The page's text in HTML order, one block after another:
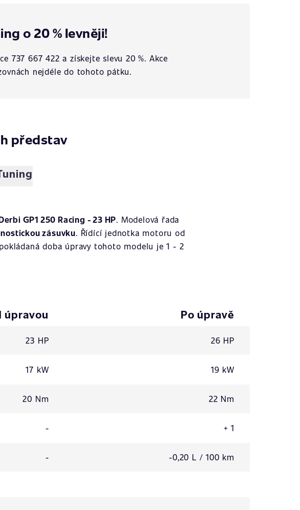
o 20 % levněji!
737 667 422 a získejte slevu 20 %. Akce
nejdéle do tohoto pátku.
představ
GP1 250 Racing - 23 HP. Modelová řada
zásuvku. Řídící jednotka motoru od
doba úpravy tohoto modelu je 1 - 2
úpravou Po úpravě
23 HP 26 HP
17 kW 19 kW
20 Nm 22 Nm
- + 1
- -0,20 L / 100 km